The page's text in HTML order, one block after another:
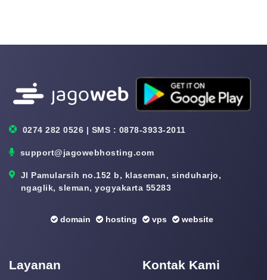
0274 282 0526 | SMS : 0878-3933-2011
support@jagowebhosting.com
Jl Pamularsih no.152 b, klaseman, sinduharjo,
ngaglik, sleman, yogyakarta 55283
domain hosting vps website
Layanan Kontak Kami